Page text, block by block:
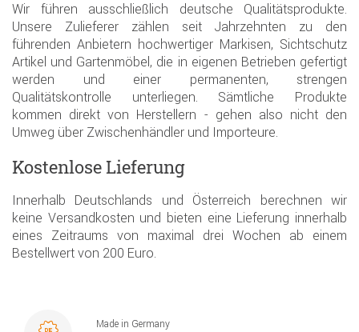
Wir führen ausschließlich deutsche Qualitätsprodukte.
Unsere Zulieferer zählen seit Jahrzehnten zu den
führenden Anbietern hochwertiger Markisen, Sichtschutz
Artikel und Gartenmöbel, die in eigenen Betrieben gefertigt
werden und einer permanenten, strengen
Qualitätskontrolle unterliegen. Sämtliche Produkte
kommen direkt von Herstellern - gehen also nicht den
Umweg über Zwischenhändler und Importeure.
Kostenlose Lieferung
Innerhalb Deutschlands und Österreich berechnen wir
keine Versandkosten und bieten eine Lieferung innerhalb
eines Zeitraums von maximal drei Wochen ab einem
Bestellwert von 200 Euro.
Made in Germany